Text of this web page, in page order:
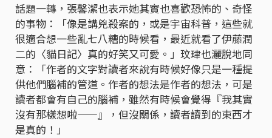
話題一轉，張馨潔也表示她其實也喜歡恐怖的、奇怪
的事物：「像是講兇殺案的，或是宇宙科普，這些就
很適合想一些亂七八糟的時候看，最近就看了伊藤潤
二的〈貓日記〉真的好笑又可愛。」玟珒也灑脫地同
意：「作者的文字對讀者來說有時候好像只是一種提
供他們腦補的管道。作者的想法是作者的想法，可是
讀者都會有自己的腦補，雖然有時候會覺得『我其實
沒有那樣想啦——』，但沒關係，讀者讀到的東西才
是真的！」